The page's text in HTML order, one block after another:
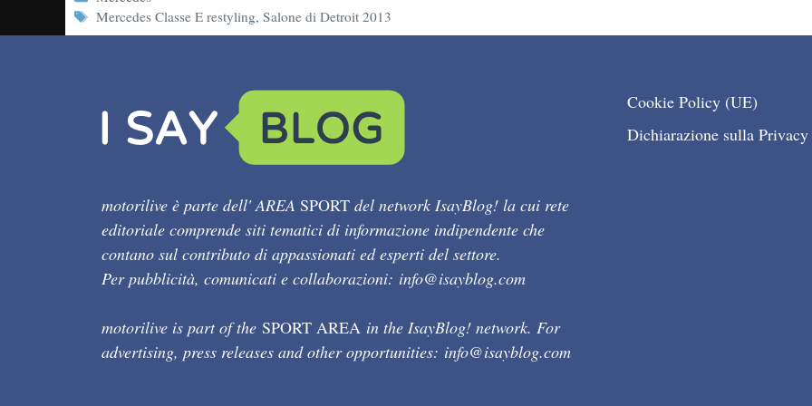
Tag
Mercedes Classe E restyling,Salone di Detroit 2013
motorilive è parte dell' AREA SPORT del network IsayBlog! la cui rete
editoriale comprende siti tematici di informazione indipendente che
contano sul contributo di appassionati ed esperti del settore.
Per pubblicità, comunicati e collaborazioni: info@isayblog.com
motorilive is part of the SPORT AREA in the IsayBlog! network. For
advertising, press releases and other opportunities: info@isayblog.com
Cookie Policy (UE)
Dichiarazione sulla